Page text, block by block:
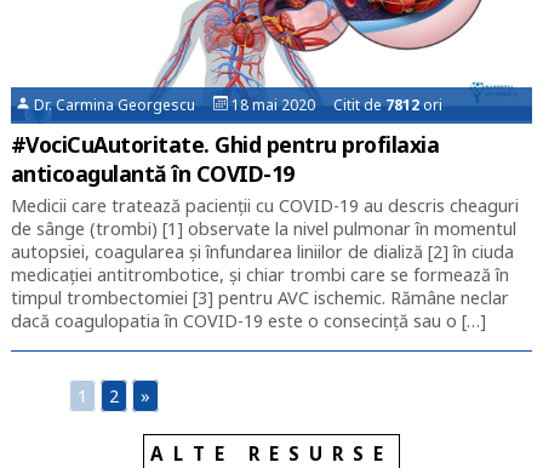
Dr. Carmina Georgescu 18 mai 2020 Citit de7812ori
#VociCuAutoritate. Ghid pentru profilaxia
anticoagulantă în COVID-19
Medicii care tratează pacienții cu COVID-19 au descris cheaguri
de sânge (trombi) [1] observate la nivel pulmonar în momentul
autopsiei, coagularea și înfundarea liniilor de dializă [2] în ciuda
medicației antitrombotice, și chiar trombi care se formează în
timpul trombectomiei [3] pentru AVC ischemic. Rămâne neclar
dacă coagulopatia în COVID-19 este o consecință sau o […]
1 2 »
ALTE RESURSE